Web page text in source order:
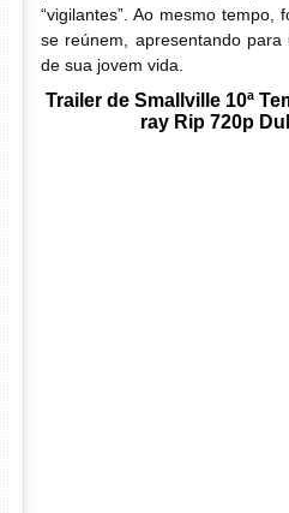
“vigilantes”. Ao mesmo tempo,
se reúnem, apresentando
de sua jovem vida.
Trailer de Smallville 10ª
ray Rip 720p